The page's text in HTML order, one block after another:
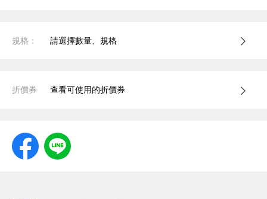
規格： 請選擇數量、規格
折價券 查看可使用的折價券